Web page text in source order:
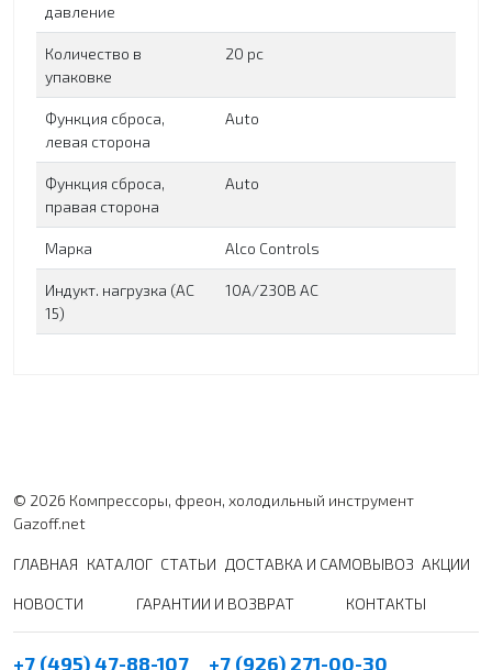
давление
Количество в
упаковке
20 pc
Функция сброса,
левая сторона
Auto
Функция сброса,
правая сторона
Auto
Марка Alco Controls
Индукт. нагрузка (АС
15)
10A/230B AC
© 2026 Компрессоры, фреон, холодильный инструмент
Gazoff.net
ГЛАВНАЯ КАТАЛОГ СТАТЬИ ДОСТАВКА И САМОВЫВОЗ АКЦИИ
НОВОСТИ ГАРАНТИИ И ВОЗВРАТ КОНТАКТЫ
+7 (495) 47-88-107 +7 (926) 271-00-30